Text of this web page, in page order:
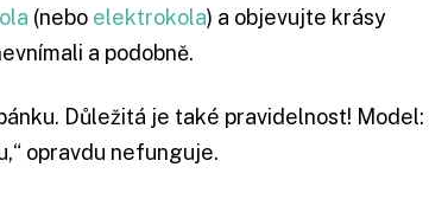
(nebo elektrokola) a objevujte krásy
a podobně.
Důležitá je také pravidelnost! Model:
opravdu nefunguje.